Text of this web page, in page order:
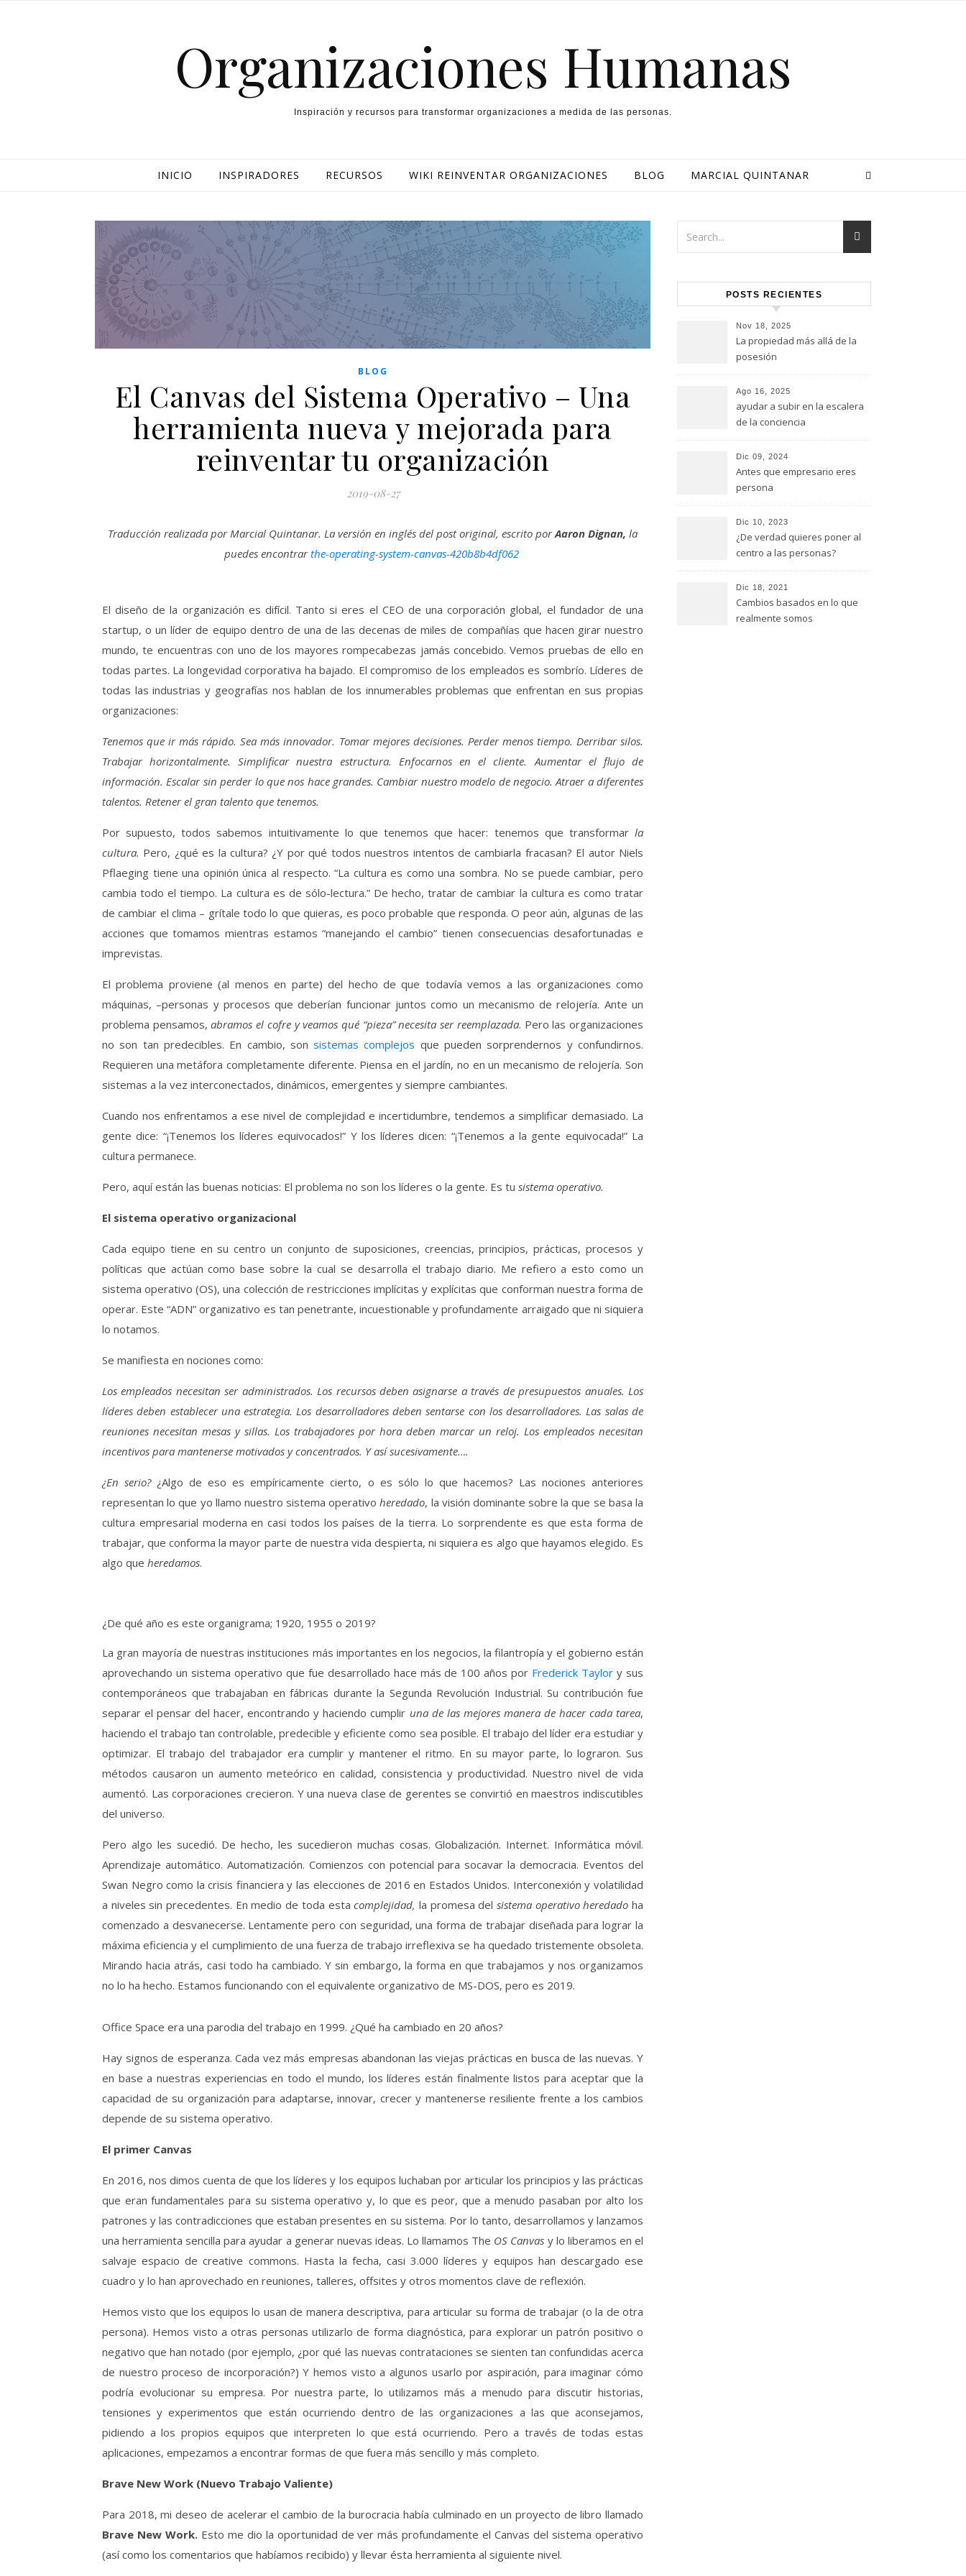
Organizaciones Humanas
Inspiración y recursos para transformar organizaciones a medida de las personas.
INICIO INSPIRADORES RECURSOS WIKI REINVENTAR ORGANIZACIONES BLOG MARCIAL QUINTANAR
BLOG
El Canvas del Sistema Operativo – Una
herramienta nueva y mejorada para
reinventar tu organización
2019-08-27
Traducción realizada por Marcial Quintanar. La versión en inglés del post original, escrito porAaron Dignan, la
puedes encontrarthe-operating-system-canvas-420b8b4df062
El diseño de la organización es difícil. Tanto si eres el CEO de una corporación global, el fundador de una
startup, o un líder de equipo dentro de una de las decenas de miles de compañías que hacen girar nuestro
mundo, te encuentras con uno de los mayores rompecabezas jamás concebido. Vemos pruebas de ello en
todas partes. La longevidad corporativa ha bajado. El compromiso de los empleados es sombrío. Líderes de
todas las industrias y geografías nos hablan de los innumerables problemas que enfrentan en sus propias
organizaciones:
Tenemos que ir más rápido. Sea más innovador. Tomar mejores decisiones. Perder menos tiempo. Derribar silos.
Trabajar horizontalmente. Simplificar nuestra estructura. Enfocarnos en el cliente. Aumentar el flujo de
información. Escalar sin perder lo que nos hace grandes. Cambiar nuestro modelo de negocio. Atraer a diferentes
talentos. Retener el gran talento que tenemos.
Por supuesto, todos sabemos intuitivamente lo que tenemos que hacer: tenemos que transformar la
cultura. Pero, ¿qué es la cultura? ¿Y por qué todos nuestros intentos de cambiarla fracasan? El autor Niels
Pflaeging tiene una opinión única al respecto. “La cultura es como una sombra. No se puede cambiar, pero
cambia todo el tiempo. La cultura es de sólo-lectura.” De hecho, tratar de cambiar la cultura es como tratar
de cambiar el clima – grítale todo lo que quieras, es poco probable que responda. O peor aún, algunas de las
acciones que tomamos mientras estamos “manejando el cambio” tienen consecuencias desafortunadas e
imprevistas.
El problema proviene (al menos en parte) del hecho de que todavía vemos a las organizaciones como
máquinas, –personas y procesos que deberían funcionar juntos como un mecanismo de relojería. Ante un
problema pensamos,abramos el cofre y veamos qué “pieza” necesita ser reemplazada. Pero las organizaciones
no son tan predecibles. En cambio, sonsistemas complejos que pueden sorprendernos y confundirnos.
Requieren una metáfora completamente diferente. Piensa en el jardín, no en un mecanismo de relojería. Son
sistemas a la vez interconectados, dinámicos, emergentes y siempre cambiantes.
Cuando nos enfrentamos a ese nivel de complejidad e incertidumbre, tendemos a simplificar demasiado. La
gente dice: “¡Tenemos los líderes equivocados!” Y los líderes dicen: “¡Tenemos a la gente equivocada!” La
cultura permanece.
Pero, aquí están las buenas noticias: El problema no son los líderes o la gente. Es tu sistema operativo.
El sistema operativo organizacional
Cada equipo tiene en su centro un conjunto de suposiciones, creencias, principios, prácticas, procesos y
políticas que actúan como base sobre la cual se desarrolla el trabajo diario. Me refiero a esto como un
sistema operativo (OS), una colección de restricciones implícitas y explícitas que conforman nuestra forma de
operar. Este “ADN” organizativo es tan penetrante, incuestionable y profundamente arraigado que ni siquiera
lo notamos.
Se manifiesta en nociones como:
Los empleados necesitan ser administrados. Los recursos deben asignarse a través de presupuestos anuales. Los
líderes deben establecer una estrategia. Los desarrolladores deben sentarse con los desarrolladores. Las salas de
reuniones necesitan mesas y sillas. Los trabajadores por hora deben marcar un reloj. Los empleados necesitan
incentivos para mantenerse motivados y concentrados. Y así sucesivamente….
¿En serio? ¿Algo de eso es empíricamente cierto, o es sólo lo que hacemos? Las nociones anteriores
representan lo que yo llamo nuestro sistema operativo heredado, la visión dominante sobre la que se basa la
cultura empresarial moderna en casi todos los países de la tierra. Lo sorprendente es que esta forma de
trabajar, que conforma la mayor parte de nuestra vida despierta, ni siquiera es algo que hayamos elegido. Es
algo que heredamos.
¿De qué año es este organigrama; 1920, 1955 o 2019?
La gran mayoría de nuestras instituciones más importantes en los negocios, la filantropía y el gobierno están
aprovechando un sistema operativo que fue desarrollado hace más de 100 años por Frederick Taylory sus
contemporáneos que trabajaban en fábricas durante la Segunda Revolución Industrial. Su contribución fue
separar el pensar del hacer, encontrando y haciendo cumplir una de las mejores manera de hacer cada tarea,
haciendo el trabajo tan controlable, predecible y eficiente como sea posible. El trabajo del líder era estudiar y
optimizar. El trabajo del trabajador era cumplir y mantener el ritmo. En su mayor parte, lo lograron. Sus
métodos causaron un aumento meteórico en calidad, consistencia y productividad. Nuestro nivel de vida
aumentó. Las corporaciones crecieron. Y una nueva clase de gerentes se convirtió en maestros indiscutibles
del universo.
Pero algo les sucedió. De hecho, les sucedieron muchas cosas. Globalización. Internet. Informática móvil.
Aprendizaje automático. Automatización. Comienzos con potencial para socavar la democracia. Eventos del
Swan Negro como la crisis financiera y las elecciones de 2016 en Estados Unidos. Interconexión y volatilidad
a niveles sin precedentes. En medio de toda esta complejidad, la promesa del sistema operativo heredado ha
comenzado a desvanecerse. Lentamente pero con seguridad, una forma de trabajar diseñada para lograr la
máxima eficiencia y el cumplimiento de una fuerza de trabajo irreflexiva se ha quedado tristemente obsoleta.
Mirando hacia atrás, casi todo ha cambiado. Y sin embargo, la forma en que trabajamos y nos organizamos
no lo ha hecho. Estamos funcionando con el equivalente organizativo de MS-DOS, pero es 2019.
Office Space era una parodia del trabajo en 1999. ¿Qué ha cambiado en 20 años?
Hay signos de esperanza. Cada vez más empresas abandonan las viejas prácticas en busca de las nuevas. Y
en base a nuestras experiencias en todo el mundo, los líderes están finalmente listos para aceptar que la
capacidad de su organización para adaptarse, innovar, crecer y mantenerse resiliente frente a los cambios
depende de su sistema operativo.
El primer Canvas
En 2016, nos dimos cuenta de que los líderes y los equipos luchaban por articular los principios y las prácticas
que eran fundamentales para su sistema operativo y, lo que es peor, que a menudo pasaban por alto los
patrones y las contradicciones que estaban presentes en su sistema. Por lo tanto, desarrollamos y lanzamos
una herramienta sencilla para ayudar a generar nuevas ideas. Lo llamamos The OS Canvas y lo liberamos en el
salvaje espacio de creative commons. Hasta la fecha, casi 3.000 líderes y equipos han descargado ese
cuadro y lo han aprovechado en reuniones, talleres, offsites y otros momentos clave de reflexión.
Hemos visto que los equipos lo usan de manera descriptiva, para articular su forma de trabajar (o la de otra
persona). Hemos visto a otras personas utilizarlo de forma diagnóstica, para explorar un patrón positivo o
negativo que han notado (por ejemplo, ¿por qué las nuevas contrataciones se sienten tan confundidas acerca
de nuestro proceso de incorporación?) Y hemos visto a algunos usarlo por aspiración, para imaginar cómo
podría evolucionar su empresa. Por nuestra parte, lo utilizamos más a menudo para discutir historias,
tensiones y experimentos que están ocurriendo dentro de las organizaciones a las que aconsejamos,
pidiendo a los propios equipos que interpreten lo que está ocurriendo. Pero a través de todas estas
aplicaciones, empezamos a encontrar formas de que fuera más sencillo y más completo.
Brave New Work (Nuevo Trabajo Valiente)
Para 2018, mi deseo de acelerar el cambio de la burocracia había culminado en un proyecto de libro llamado
Brave New Work.Esto me dio la oportunidad de ver más profundamente el Canvas del sistema operativo
(así como los comentarios que habíamos recibido) y llevar ésta herramienta al siguiente nivel.
POSTS RECIENTES
Nov 18, 2025
La propiedad más allá de la
posesión
Ago 16, 2025
ayudar a subir en la escalera
de la conciencia
Dic 09, 2024
Antes que empresario eres
persona
Dic 10, 2023
¿De verdad quieres poner al
centro a las personas?
Dic 18, 2021
Cambios basados en lo que
realmente somos